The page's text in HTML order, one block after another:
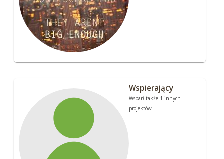
Wspierający
Wsparł także 1 innych
projektów